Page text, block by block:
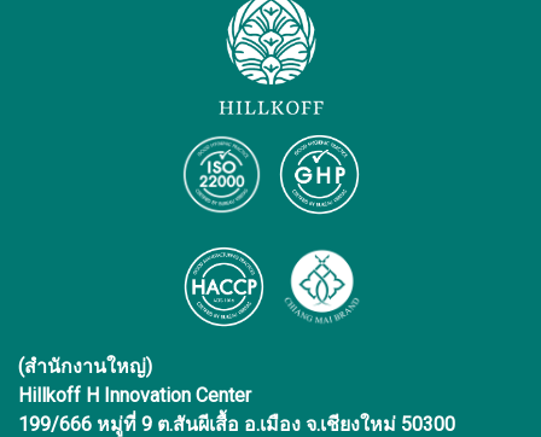
(สำนักงานใหญ่)
Hillkoff H Innovation Center
199/666 หมู่ที่ 9 ต.สันผีเสื้อ อ.เมือง จ.เชียงใหม่ 50300